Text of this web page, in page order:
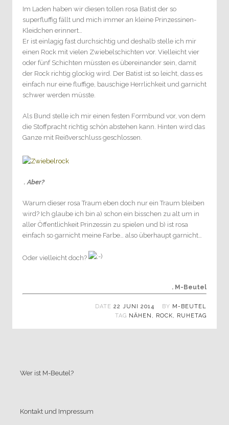
Im Laden haben wir diesen tollen rosa Batist der so
superfluffig fällt und mich immer an kleine Prinzessinen-
Kleidchen erinnert…
Er ist einlagig fast durchsichtig und deshalb stelle ich mir
einen Rock mit vielen Zwiebelschichten vor. Vielleicht vier
oder fünf Schichten müssten es übereinander sein, damit
der Rock richtig glockig wird. Der Batist ist so leicht, dass es
einfach nur eine fluffige, bauschige Herrlichkeit und garnicht
schwer werden müsste.
Als Bund stelle ich mir einen festen Formbund vor, von dem
die Stoffpracht richtig schön abstehen kann. Hinten wird das
Ganze mit Reißverschluss geschlossen.
. Aber?
Warum dieser rosa Traum eben doch nur ein Traum bleiben
wird? Ich glaube ich bin a) schon ein bisschen zu alt um in
aller Öffentlichkeit Prinzessin zu spielen und b) ist rosa
einfach so garnicht meine Farbe… also überhaupt garnicht…
Oder vielleicht doch?
. M-Beutel
DATE 22 JUNI 2014 BY M-BEUTEL
TAG NÄHEN , ROCK, RUHETAG
Wer ist M-Beutel?
Kontakt und Impressum